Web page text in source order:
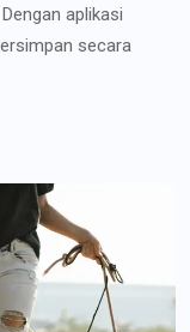
aplikasi
secara